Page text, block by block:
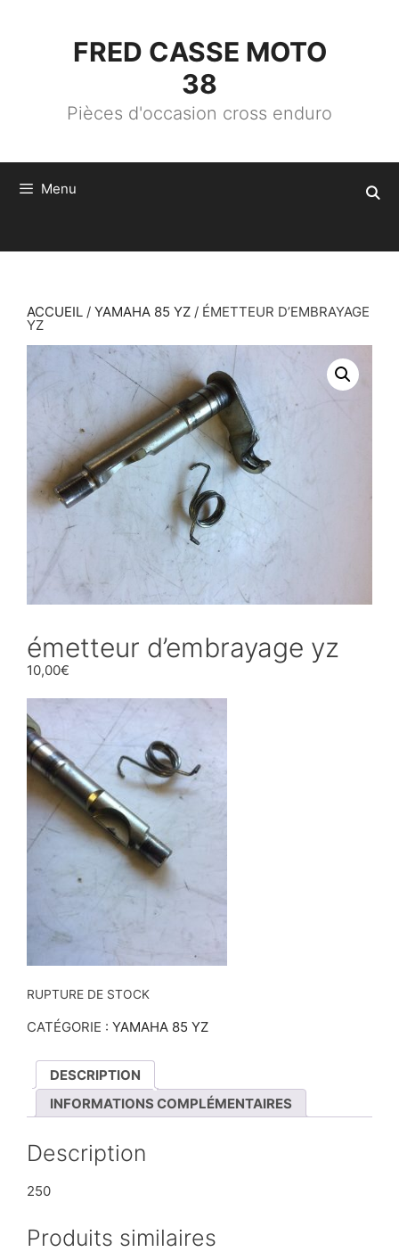
FRED CASSE MOTO
38
Pièces d'occasion cross enduro
Menu
ACCUEIL / YAMAHA 85 YZ / ÉMETTEUR D’EMBRAYAGE
YZ
émetteur d’embrayage yz
10,00€
RUPTURE DE STOCK
CATÉGORIE : YAMAHA 85 YZ
DESCRIPTION
INFORMATIONS COMPLÉMENTAIRES
Description
250
Produits similaires